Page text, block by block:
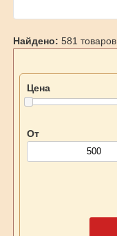
Найдено: 581 товаров.
Цена
От